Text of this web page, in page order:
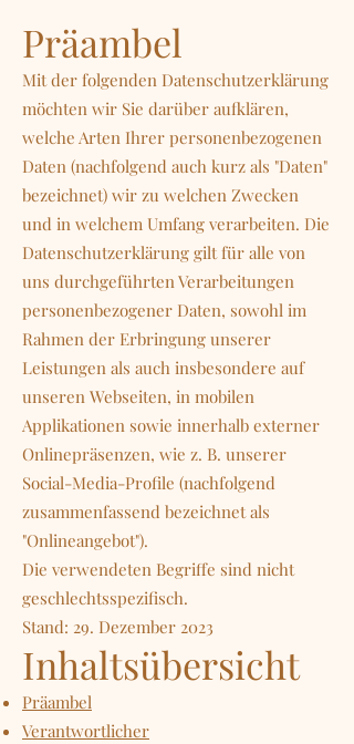
Präambel
Mit der folgenden Datenschutzerklärung
möchten wir Sie darüber aufklären,
welche Arten Ihrer personenbezogenen
Daten (nachfolgend auch kurz als "Daten"
bezeichnet) wir zu welchen Zwecken
und in welchem Umfang verarbeiten. Die
Datenschutzerklärung gilt für alle von
uns durchgeführten Verarbeitungen
personenbezogener Daten, sowohl im
Rahmen der Erbringung unserer
Leistungen als auch insbesondere auf
unseren Webseiten, in mobilen
Applikationen sowie innerhalb externer
Onlinepräsenzen, wie z. B. unserer
Social-Media-Profile (nachfolgend
zusammenfassend bezeichnet als
"Onlineangebot").
Die verwendeten Begriffe sind nicht
geschlechtsspezifisch.
Stand: 29. Dezember 2023
Inhaltsübersicht
Präambel
Verantwortlicher